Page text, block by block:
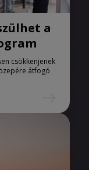
a
csökkenjenek
átfogó